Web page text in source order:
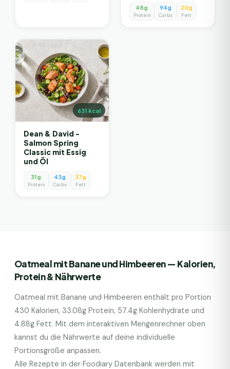
48g
Protein
94g
Carbs
20g
Fett
631 kcal
Dean & David -
Salmon Spring
Classic mit Essig
und Öl
31g
Protein
43g
Carbs
37g
Fett
Oatmeal mit Banane und Himbeeren— Kalorien,
Protein & Nährwerte
Oatmeal mit Banane und Himbeeren enthält pro Portion
430 Kalorien, 33.08g Protein, 57.4g Kohlenhydrate und
4.88g Fett. Mit dem interaktiven Mengenrechner oben
kannst du die Nährwerte auf deine individuelle
Portionsgröße anpassen.
Alle Rezepte in der Foodiary Datenbank werden mit